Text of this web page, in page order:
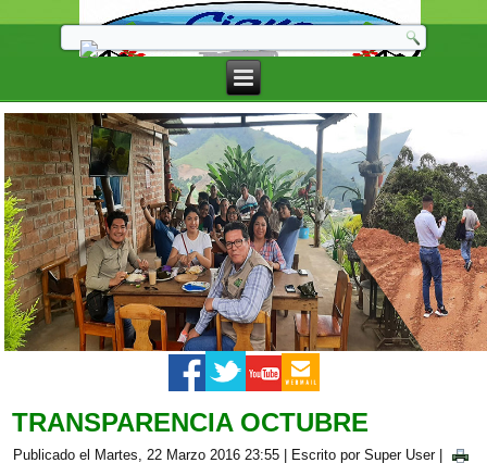
TRANSPARENCIA OCTUBRE
Publicado el Martes, 22 Marzo 2016 23:55 Escrito por Super User|